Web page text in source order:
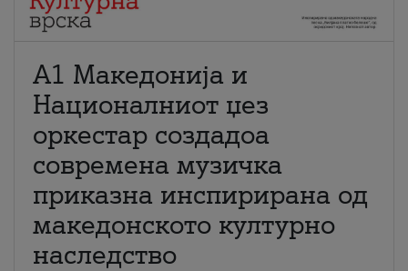
А1 Македонија и
Националниот џез
оркестар создадоа
современа музичка
приказна инспирирана од
македонското културно
наследство